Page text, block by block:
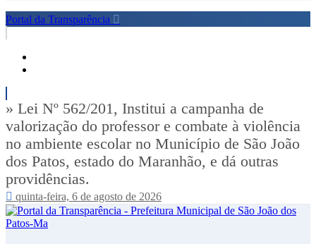
Portal da Transparência
» Lei Nº 562/201, Institui a campanha de
valorização do professor e combate à violência
no ambiente escolar no Município de São João
dos Patos, estado do Maranhão, e dá outras
providências.
quinta-feira, 6 de agosto de 2026